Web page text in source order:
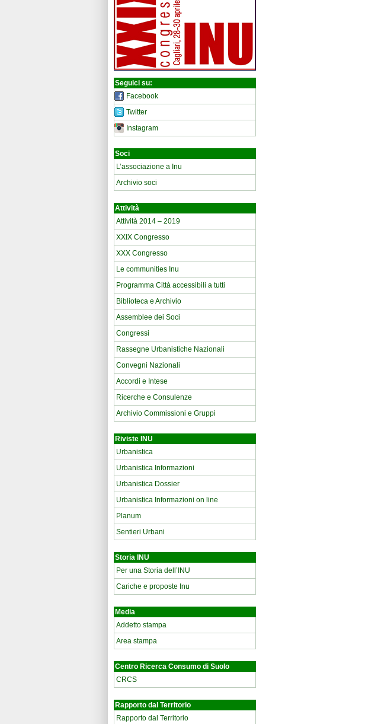
Seguici su:
Facebook
Twitter
Instagram
Soci
L’associazione a Inu
Archivio soci
Attività
Attività 2014 – 2019
XXIX Congresso
XXX Congresso
Le communities Inu
Programma Città accessibili a tutti
Biblioteca e Archivio
Assemblee dei Soci
Congressi
Rassegne Urbanistiche Nazionali
Convegni Nazionali
Accordi e Intese
Ricerche e Consulenze
Archivio Commissioni e Gruppi
Riviste INU
Urbanistica
Urbanistica Informazioni
Urbanistica Dossier
Urbanistica Informazioni on line
Planum
Sentieri Urbani
Storia INU
Per una Storia dell’INU
Cariche e proposte Inu
Media
Addetto stampa
Area stampa
Centro Ricerca Consumo di Suolo
CRCS
Rapporto dal Territorio
Rapporto dal Territorio